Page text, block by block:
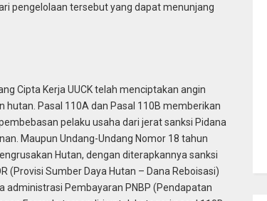
pengelolaan tersebut yang dapat menunjang
Cipta Kerja UUCK telah menciptakan angin
Pasal 110A dan Pasal 110B memberikan
pelaku usaha dari jerat sanksi Pidana
Maupun Undang-Undang Nomor 18 tahun
Hutan, dengan diterapkannya sanksi
(Provisi Sumber Daya Hutan – Dana Reboisasi)
administrasi Pembayaran PNBP (Pendapatan